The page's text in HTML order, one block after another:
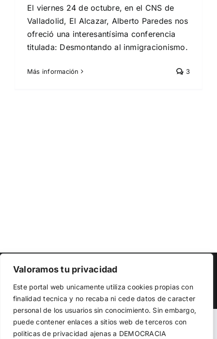
Valoramos tu privacidad
Este portal web unicamente utiliza cookies propias con
finalidad tecnica y no recaba ni cede datos de caracter
personal de los usuarios sin conocimiento. Sin embargo,
puede contener enlaces a sitios web de terceros con
politicas de privacidad ajenas a DEMOCRACIA
El viernes 24 de octubre, en el CNS de
Valladolid, El Alcazar, Alberto Paredes nos
ofreció una interesantísima conferencia
titulada: Desmontando al inmigracionismo.
Más información 3
Copyright 2023 | Democracia Nacional
Facebook
TwitterInstagram
Warning : Undefined variable $visibility_homepage in
el funcionamiento de la web, medir su uso y mejorar
nuestros servicios. Puede aceptar todas las cookies,
rechazar las no necesarias o configurar sus preferencias.
Política de cookies